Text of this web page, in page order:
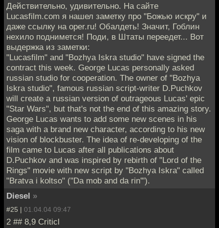
Действительно, удивительно. На сайте
Lucasfilm.com я нашел заметку про "Божью искру" и
даже ссылку на oper.ru! Обалдеть! Значит, Гоблин
нехило поднимется! Поди, в Штаты переедет... Вот
выдержка из заметки:
"Lucasfilm" and "Bozhya Iskra studio" have signed the
contract this week. George Lucas personally asked
russian studio for cooperation. The owner of "Bozhya
Iskra studio", famous russian script-writer D.Puchkov
will create a russian version of outrageous Lucas' epic
"Star Wars", but that's not the end of this amazing story.
George Lucas wants to add some new scenes in his
saga with a brand new character, according to his new
vision of blockbuster. The idea of re-developing of the
film came to Lucas after all publications about
D.Puchkov and was inspired by rebirth of "Lord of the
Rings" movie with new script by "Bozhya Iskra" called
"Bratva i koltso" ("Da mob and da rin'").
Diesel »
#25 | 01.04.04 09:47
2 ## 8,9 Criticl